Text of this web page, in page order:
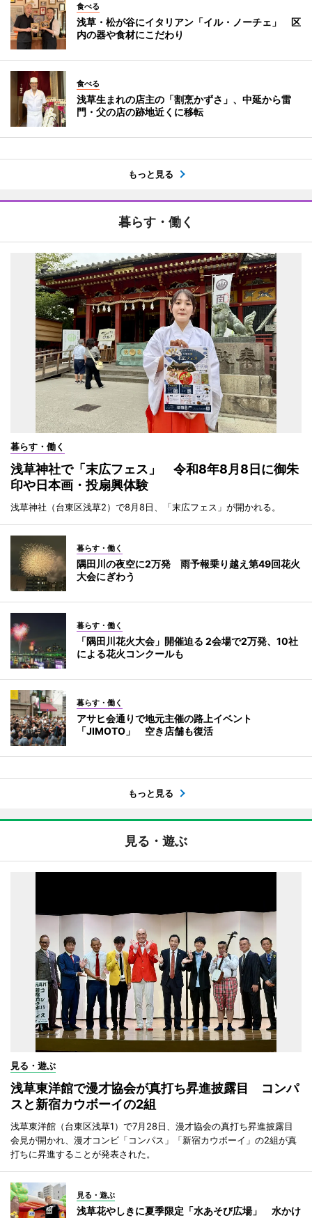
食べる
浅草・松が谷にイタリアン「イル・ノーチェ」 区
内の器や食材にこだわり
食べる
浅草生まれの店主の「割烹かずさ」、中延から雷
門・父の店の跡地近くに移転
もっと見る
暮らす・働く
暮らす・働く
浅草神社で「末広フェス」 令和8年8月8日に御朱
印や日本画・投扇興体験
浅草神社（台東区浅草2）で8月8日、「末広フェス」が開かれる。
暮らす・働く
隅田川の夜空に2万発 雨予報乗り越え第49回花火
大会にぎわう
暮らす・働く
「隅田川花火大会」開催迫る 2会場で2万発、10社
による花火コンクールも
暮らす・働く
アサヒ会通りで地元主催の路上イベント
「JIMOTO」 空き店舗も復活
もっと見る
見る・遊ぶ
見る・遊ぶ
浅草東洋館で漫才協会が真打ち昇進披露目 コンパ
スと新宿カウボーイの2組
浅草東洋館（台東区浅草1）で7月28日、漫才協会の真打ち昇進披露目
会見が開かれ、漫才コンビ「コンパス」「新宿カウボーイ」の2組が真
打ちに昇進することが発表された。
見る・遊ぶ
浅草花やしきに夏季限定「水あそび広場」 水かけ